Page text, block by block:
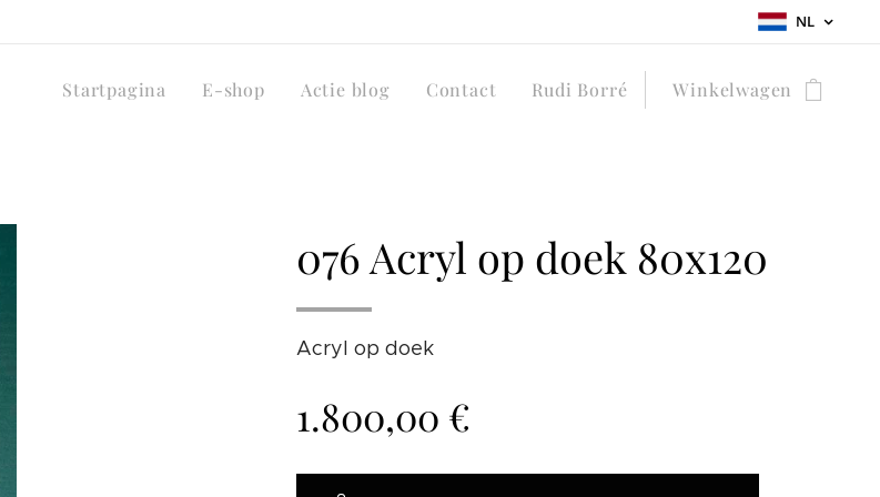
NL
Startpagina E-shop Actie blog Contact Rudi Borré Winkelwagen
076 Acryl op doek 80x120
Acryl op doek
1.800,00 €